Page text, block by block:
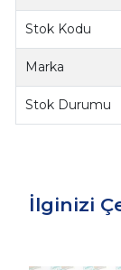
Stok Kodu
Marka
Stok Durumu
İlginizi